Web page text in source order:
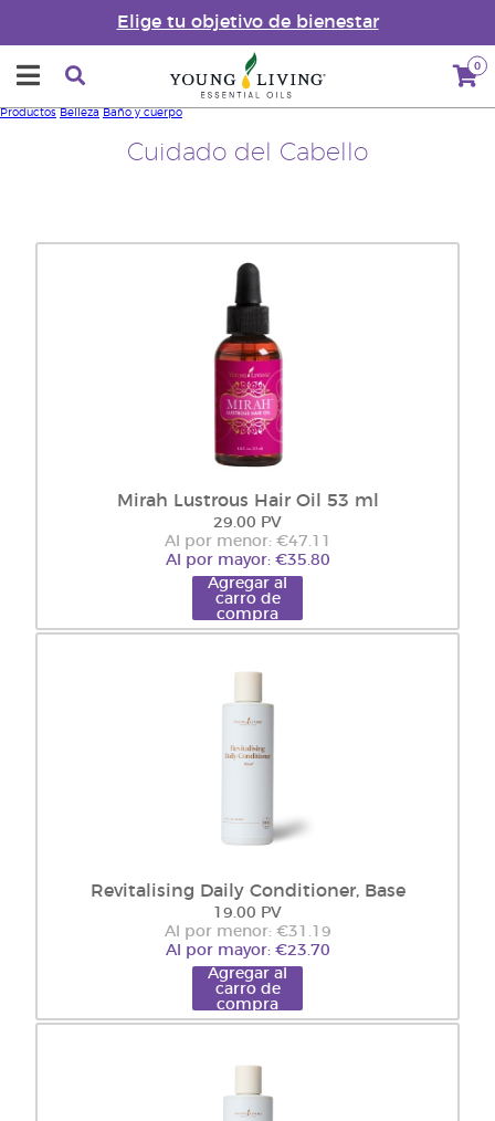
Elige tu objetivo de bienestar
0
Cuidado del Cabello
Productos Belleza Baño y cuerpo
Mirah Lustrous Hair Oil 53 ml
29.00 PV
Al por menor: €47.11
Al por mayor: €35.80
Agregar al
carro de
compra
Revitalising Daily Conditioner, Base
19.00 PV
Al por menor: €31.19
Al por mayor: €23.70
Agregar al
carro de
compra